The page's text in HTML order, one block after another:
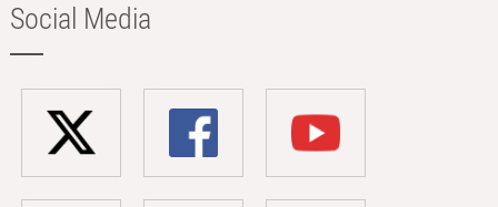
Social Media